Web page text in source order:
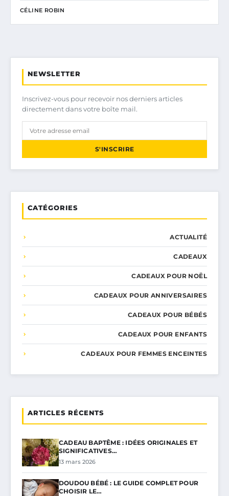
CÉLINE ROBIN
NEWSLETTER
Inscrivez-vous pour recevoir nos derniers articles
directement dans votre boîte mail.
S'INSCRIRE
CATÉGORIES
ACTUALITÉ
CADEAUX
CADEAUX POUR NOËL
CADEAUX POUR ANNIVERSAIRES
CADEAUX POUR BÉBÉS
CADEAUX POUR ENFANTS
CADEAUX POUR FEMMES ENCEINTES
ARTICLES RÉCENTS
CADEAU BAPTÊME : IDÉES ORIGINALES ET
SIGNIFICATIVES…
13 mars 2026
DOUDOU BÉBÉ : LE GUIDE COMPLET POUR
CHOISIR LE…